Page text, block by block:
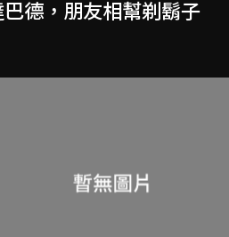
巴德，朋友相幫剃鬍子